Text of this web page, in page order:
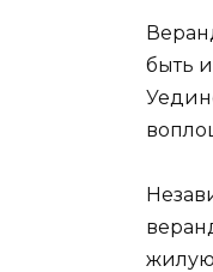
быть
жилую